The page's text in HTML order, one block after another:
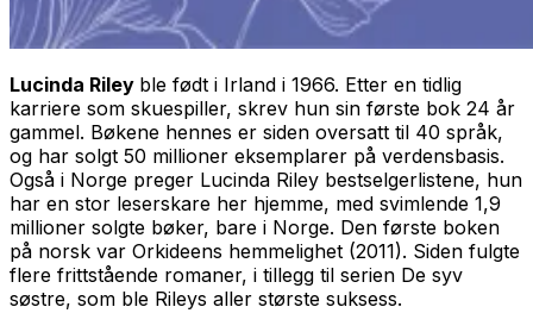
Lucinda Riley ble født i Irland i 1966. Etter en tidlig
karriere som skuespiller, skrev hun sin første bok 24 år
gammel. Bøkene hennes er siden oversatt til 40 språk,
og har solgt 50 millioner eksemplarer på verdensbasis.
Også i Norge preger Lucinda Riley bestselgerlistene, hun
har en stor leserskare her hjemme, med svimlende 1,9
millioner solgte bøker, bare i Norge. Den første boken
på norsk var Orkideens hemmelighet (2011). Siden fulgte
flere frittstående romaner, i tillegg til serien De syv
søstre, som ble Rileys aller største suksess.